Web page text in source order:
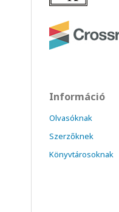
Információ
Olvasóknak
Szerzőknek
Könyvtárosoknak